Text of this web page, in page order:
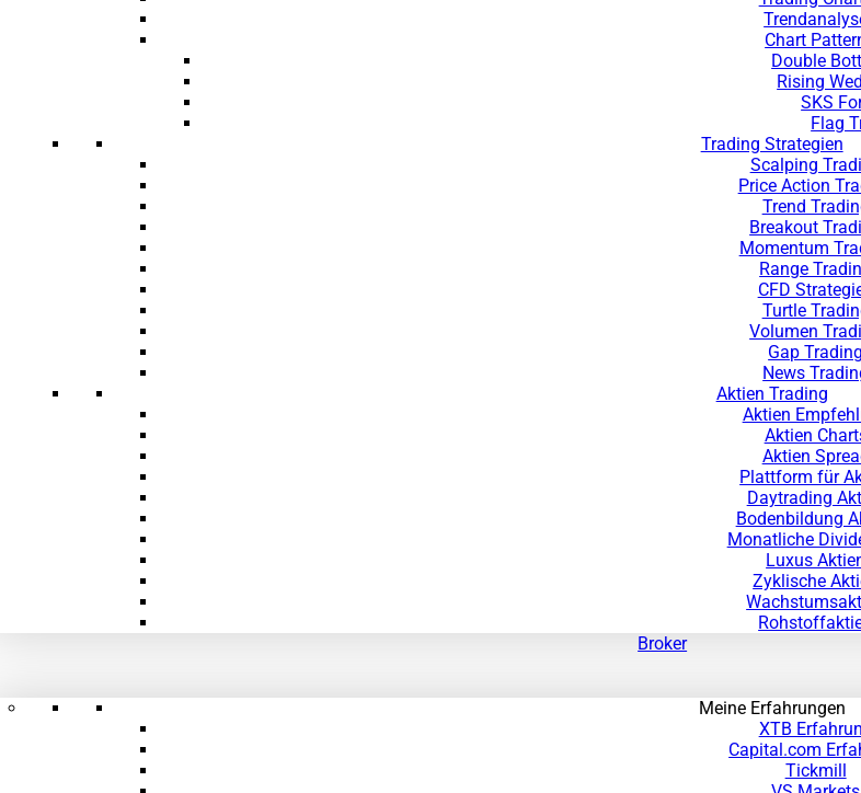
Chart
Double
Rising
SKS
Flag
Trading Strategien
Scalping
Price Action
Trend
Breakout
Momentum
Range
CFD
Turtle
Volumen
Gap Trading
News
Aktien Trading
Aktien
Aktien
Aktien
Plattform für
Daytrading
Bodenbildung
Monatliche
Luxus
Zyklische
Broker
Meine Erfahrungen
XTB
Capital.com
Tickmill